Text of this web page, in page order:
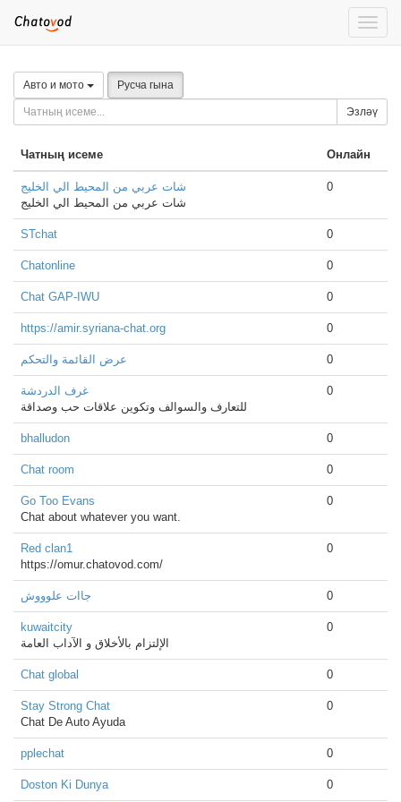
Toggle
Авто и мото Русча гына
Эзләү
Чатның исеме Онлайн
شات عربي من المحيط الي الخليج
شات عربي من المحيط الي الخليج
0
STchat 0
Chatonline 0
Chat GAP-IWU 0
https://amir.syriana-chat.org 0
عرض القائمة والتحكم 0
غرف الدردشة
للتعارف والسوالف وتكوين علاقات حب وصداقة
0
bhalludon 0
Chat room 0
Go Too Evans
Chat about whatever you want.
0
Red clan1
https://omur.chatovod.com/
0
جاات علوووش 0
kuwaitcity
الإلتزام بالأخلاق و الآداب العامة
0
Chat global 0
Stay Strong Chat
Chat De Auto Ayuda
0
pplechat 0
Doston Ki Dunya 0